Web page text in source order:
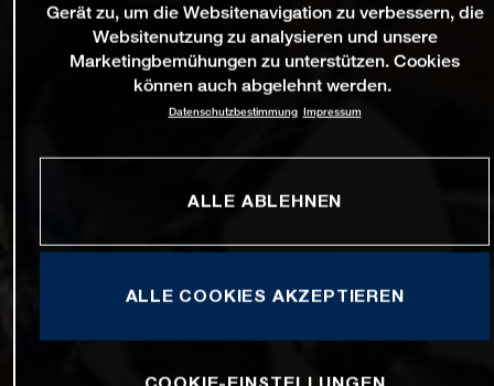
Gerät zu, um die Websitenavigation zu verbessern, die
Websitenutzung zu analysieren und unsere
Marketingbemühungen zu unterstützen. Cookies
können auch abgelehnt werden.
Datenschutzbestimmung Impressum
ALLE ABLEHNEN
ALLE COOKIES AKZEPTIEREN